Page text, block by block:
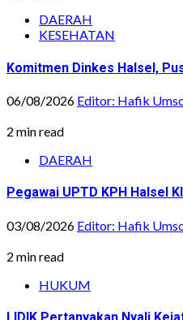
DAERAH
KESEHATAN
Komitmen Dinkes Halsel,
06/08/2026 Editor: Hafik
2 min read
DAERAH
Pegawai UPTD KPH Halsel
03/08/2026 Editor: Hafik
2 min read
HUKUM